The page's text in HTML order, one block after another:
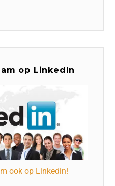
op LinkedIn
ook op Linkedin!